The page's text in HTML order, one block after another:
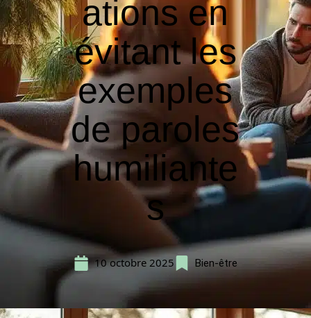
ations en
évitant les
exemples
de paroles
humiliante
s
10 octobre 2025 Bien-être